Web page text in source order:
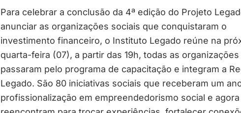
Para celebrar a conclusão da 4ª edição do Projeto
anunciar as organizações sociais que conquistaram o
investimento financeiro, o Instituto Legado reúne na
quarta-feira (07), a partir das 19h, todas as organizações
passaram pelo programa de capacitação e integram a
Legado. São 80 iniciativas sociais que receberam um
profissionalização em empreendedorismo social e